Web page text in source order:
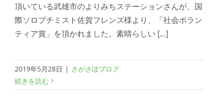
頂いている武雄市のよりみちステーションさんが、国
際ソロプチミスト佐賀フレンズ様より、「社会ボラン
ティア賞」を頂かれました。素晴らしい [...]
2019年5月28日 | さがさぽブログ
続きを読む